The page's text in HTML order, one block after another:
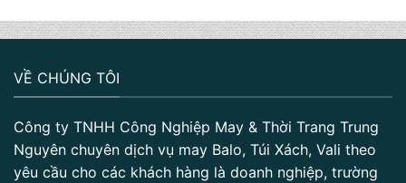
VỀ CHÚNG TÔI
Công ty TNHH Công Nghiệp May & Thời Trang Trung
Nguyên chuyên dịch vụ may Balo, Túi Xách, Vali theo
yêu cầu cho các khách hàng là doanh nghiệp, trường